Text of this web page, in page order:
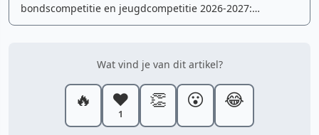
bondscompetitie en jeugdcompetitie 2026-2027:
voorkom fouten bij teamopgave
Wat vind je van dit artikel?
🔥 ❤️
1
👏 😮 😂